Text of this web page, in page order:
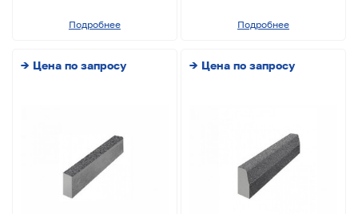
Подробнее Подробнее
→ Цена по запросу → Цена по запросу